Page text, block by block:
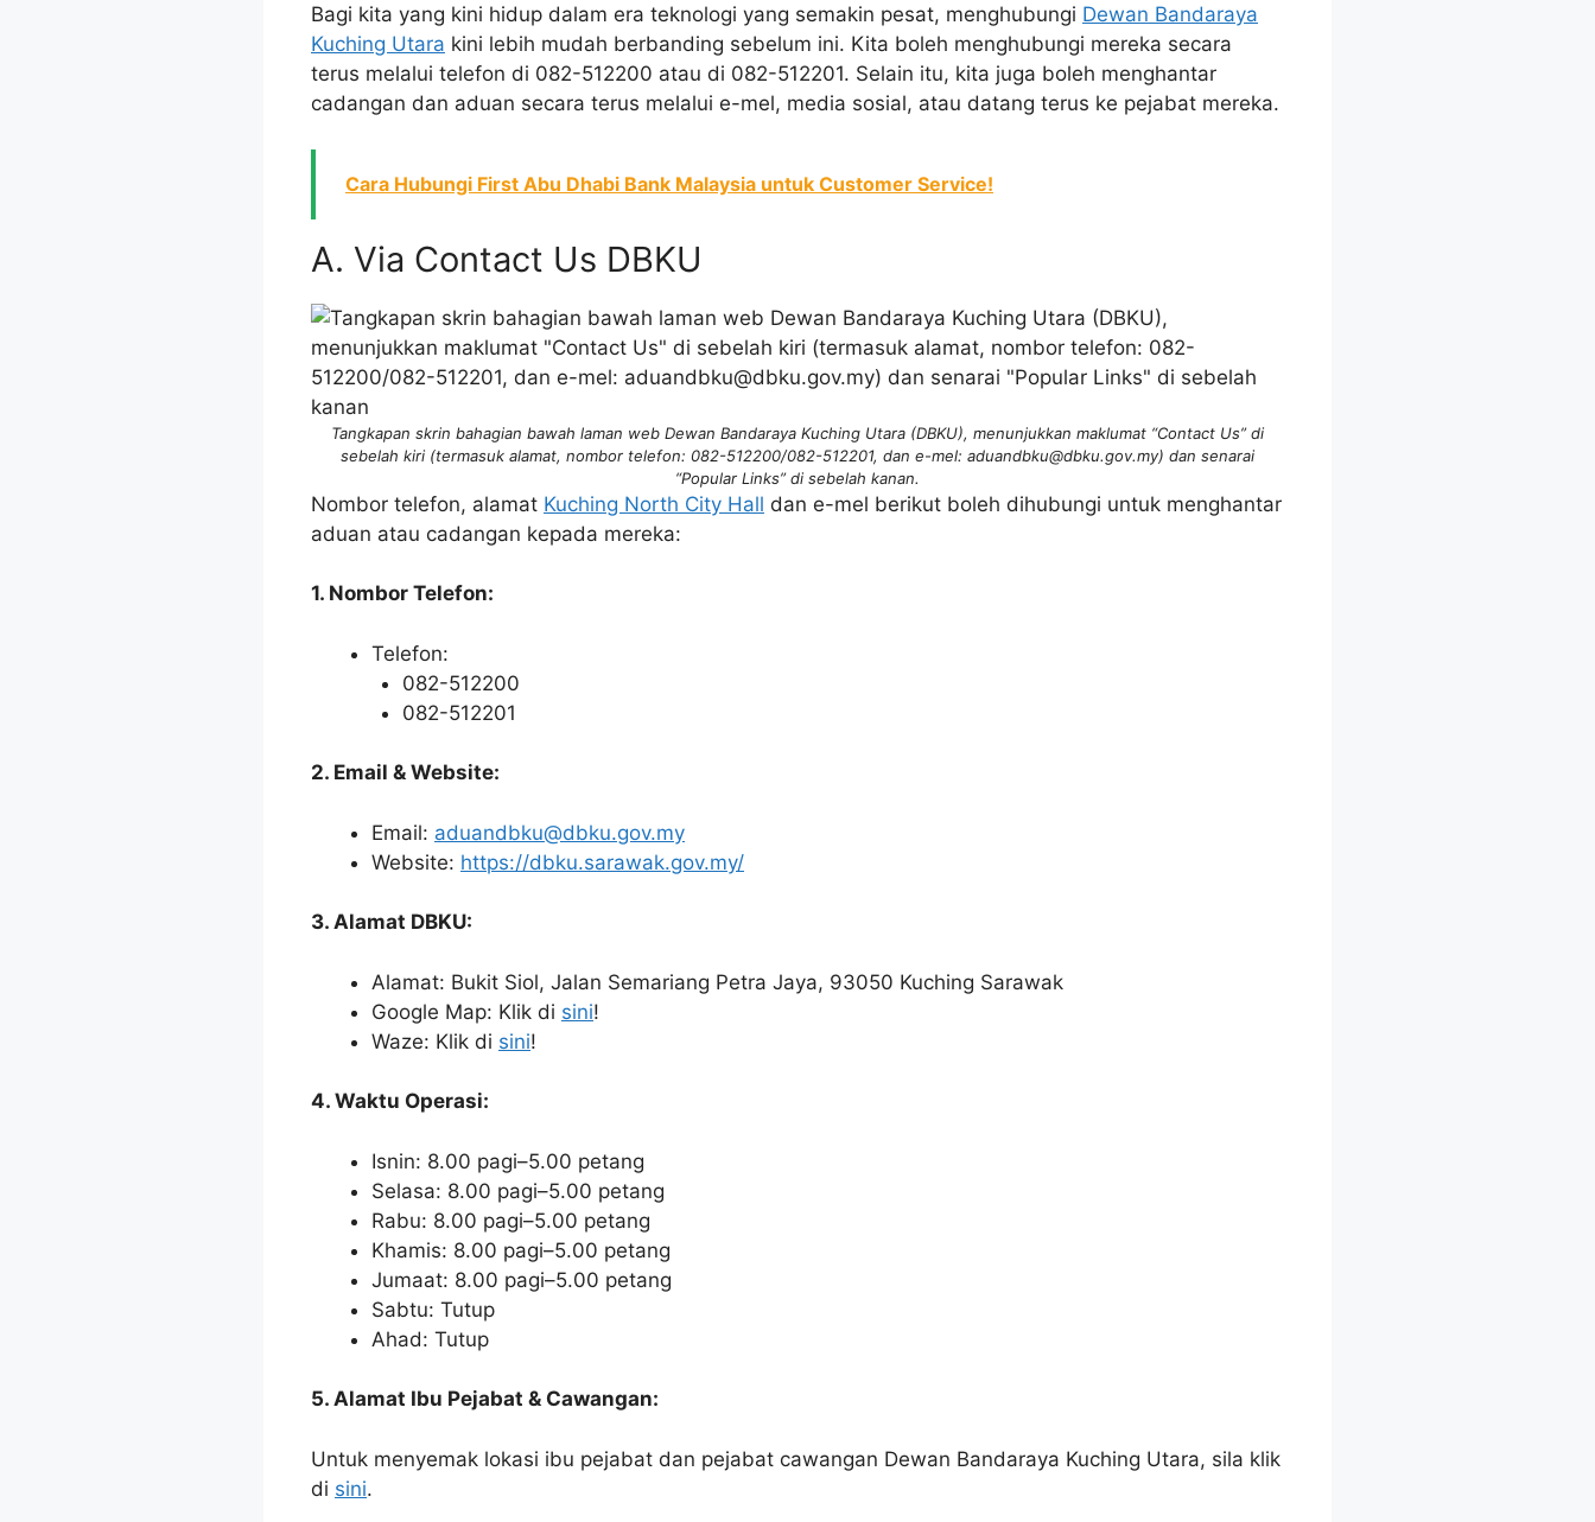
Bagi kita yang kini hidup dalam era teknologi yang semakin pesat, menghubungi Dewan Bandaraya
Kuching Utara kini lebih mudah berbanding sebelum ini. Kita boleh menghubungi mereka secara
terus melalui telefon di 082-512200 atau di 082-512201. Selain itu, kita juga boleh menghantar
cadangan dan aduan secara terus melalui e-mel, media sosial, atau datang terus ke pejabat mereka.
Cara Hubungi First Abu Dhabi Bank Malaysia untuk Customer Service!
A. Via Contact Us DBKU
Tangkapan skrin bahagian bawah laman web Dewan Bandaraya Kuching Utara (DBKU), menunjukkan maklumat “Contact Us” di
sebelah kiri (termasuk alamat, nombor telefon: 082-512200/082-512201, dan e-mel: aduandbku@dbku.gov.my) dan senarai
“Popular Links” di sebelah kanan.
Nombor telefon, alamat Kuching North City Hall dan e-mel berikut boleh dihubungi untuk menghantar
aduan atau cadangan kepada mereka:
1. Nombor Telefon:
Telefon:
082-512200
082-512201
2. Email & Website:
Email: aduandbku@dbku.gov.my
Website: https://dbku.sarawak.gov.my/
3. Alamat DBKU:
Alamat: Bukit Siol, Jalan Semariang Petra Jaya, 93050 Kuching Sarawak
Google Map: Klik di sini!
Waze: Klik di sini!
4. Waktu Operasi:
Isnin: 8.00 pagi–5.00 petang
Selasa: 8.00 pagi–5.00 petang
Rabu: 8.00 pagi–5.00 petang
Khamis: 8.00 pagi–5.00 petang
Jumaat: 8.00 pagi–5.00 petang
Sabtu: Tutup
Ahad: Tutup
5. Alamat Ibu Pejabat & Cawangan:
Untuk menyemak lokasi ibu pejabat dan pejabat cawangan Dewan Bandaraya Kuching Utara, sila klik
di sini.